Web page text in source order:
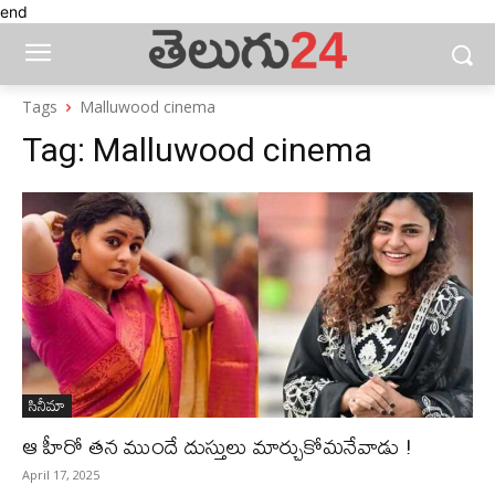
end
Tags Malluwood cinema
Tag: Malluwood cinema
సినీమా
ఆ హీరో త‌న ముందే దుస్తులు మార్చుకోమ‌నేవాడు !
April 17, 2025